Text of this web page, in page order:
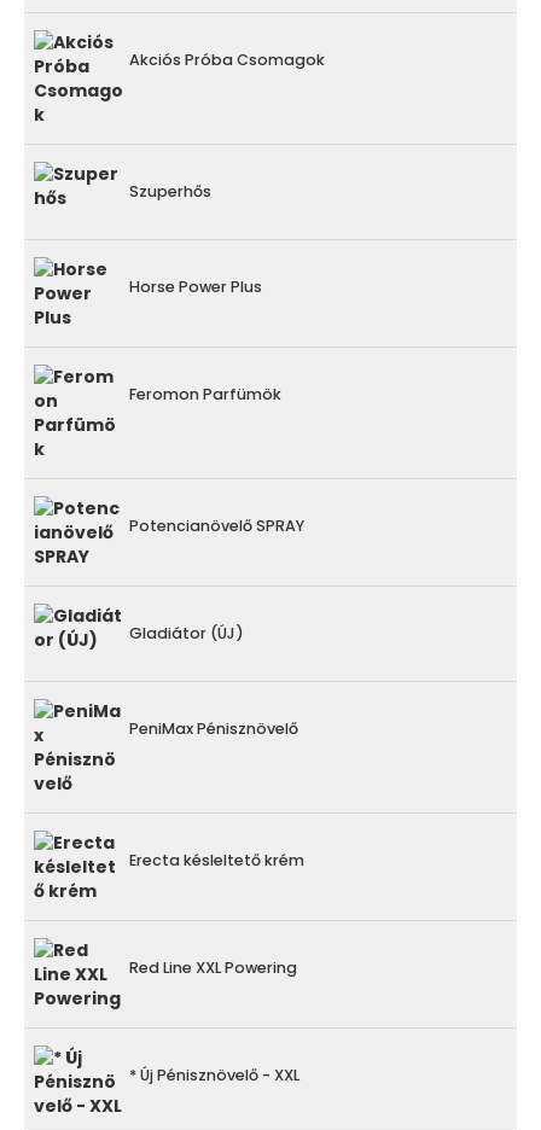
Akciós Próba Csomagok
Szuperhős
Horse Power Plus
Feromon Parfümök
Potencianövelő SPRAY
Gladiátor (ÚJ)
PeniMax Pénisznövelő
Erecta késleltető krém
Red Line XXL Powering
* Új Pénisznövelő - XXL